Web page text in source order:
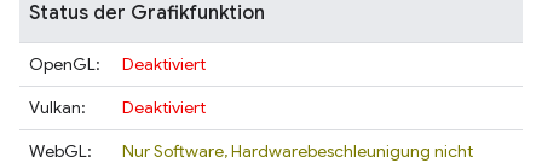
Status der Grafikfunktion
OpenGL:
Deaktiviert
Vulkan:
Deaktiviert
WebGL:
Nur Software, Hardwarebeschleunigung nicht